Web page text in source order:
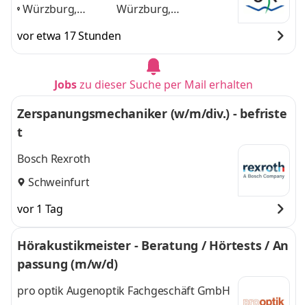
Würzburg,
Kissingen,
Wertheim,
Würzburg,
Kissingen, Wertheim
und 2 weitere
vor etwa 17 Stunden
Jobszu dieser Suche per Mail erhalten
Zerspanungsmechaniker (w/m/div.) - befriste
t
Bosch Rexroth
Schweinfurt
vor 1 Tag
Hörakustikmeister - Beratung / Hörtests / An
passung (m/w/d)
pro optik Augenoptik Fachgeschäft GmbH